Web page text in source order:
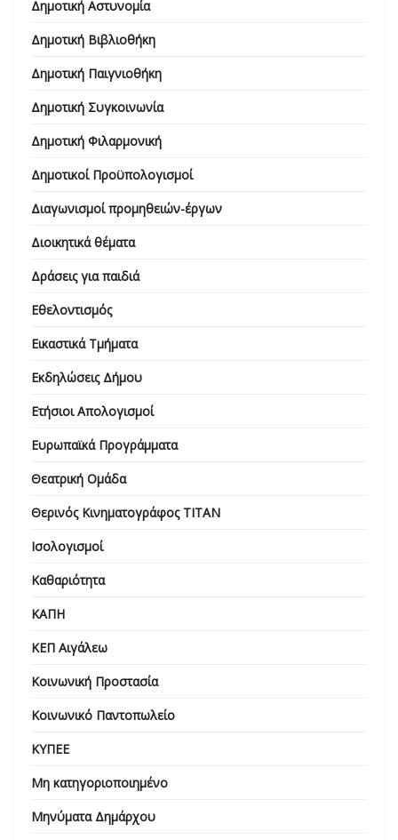
Δημοτική Αστυνομία
Δημοτική Βιβλιοθήκη
Δημοτική Παιγνιοθήκη
Δημοτική Συγκοινωνία
Δημοτική Φιλαρμονική
Δημοτικοί Προϋπολογισμοί
Διαγωνισμοί προμηθειών-έργων
Διοικητικά θέματα
Δράσεις για παιδιά
Εθελοντισμός
Εικαστικά Τμήματα
Εκδηλώσεις Δήμου
Ετήσιοι Απολογισμοί
Ευρωπαϊκά Προγράμματα
Θεατρική Ομάδα
Θερινός Κινηματογράφος ΤΙΤΑΝ
Ισολογισμοί
Καθαριότητα
ΚΑΠΗ
ΚΕΠ Αιγάλεω
Κοινωνική Προστασία
Κοινωνικό Παντοπωλείο
ΚΥΠΕΕ
Μη κατηγοριοποιημένο
Μηνύματα Δημάρχου